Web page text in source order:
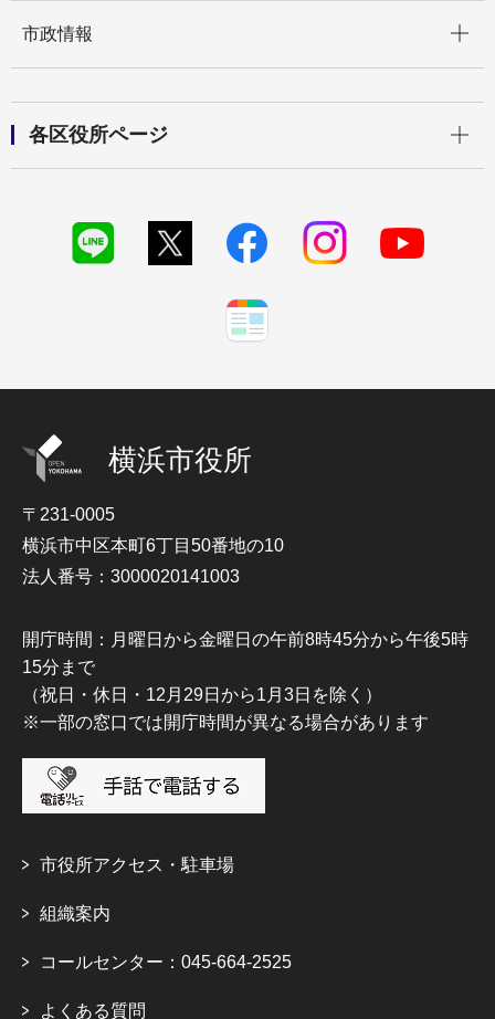
市政情報
各区役所ページ
横浜市役所
〒231-0005
横浜市中区本町6丁目50番地の10
法人番号：3000020141003
開庁時間：月曜日から金曜日の午前8時45分から午後5時
15分まで
（祝日・休日・12月29日から1月3日を除く）
※一部の窓口では開庁時間が異なる場合があります
市役所アクセス・駐車場
組織案内
コールセンター：045-664-2525
よくある質問